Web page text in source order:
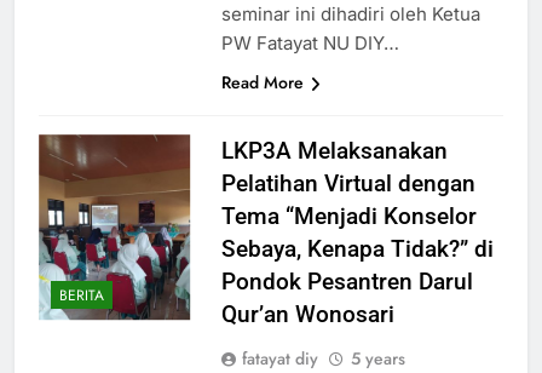
seminar ini dihadiri oleh Ketua
PW Fatayat NU DIY…
Read More
BERITA
LKP3A Melaksanakan
Pelatihan Virtual dengan
Tema “Menjadi Konselor
Sebaya, Kenapa Tidak?” di
Pondok Pesantren Darul
Qur’an Wonosari
fatayat diy
5 years